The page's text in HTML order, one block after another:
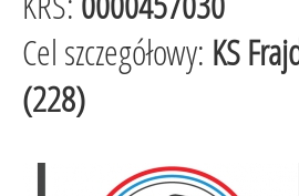
Cel szczegółowy: KS
(228)